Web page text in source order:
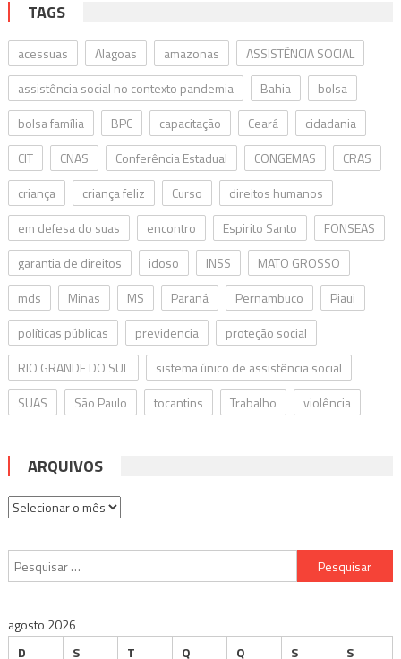
TAGS
acessuas Alagoas amazonas
ASSISTÊNCIA SOCIAL
assistência social no contexto pandemia
Bahia
bolsa
bolsa família
BPC capacitação Ceará
cidadania
CIT
CNAS Conferência Estadual CONGEMAS
CRAS
criança
criança feliz Curso
direitos humanos
em defesa do suas
encontro Espirito Santo
FONSEAS
garantia de direitos
idoso INSS
MATO GROSSO
mds
Minas MS Paraná Pernambuco
Piaui
políticas públicas
previdencia
proteção social
RIO GRANDE DO SUL
sistema único de assistência social
SUAS
São Paulo tocantins Trabalho violência
ARQUIVOS
Arquivos
Pesquisar
por:
agosto 2026
D
S T Q Q S S